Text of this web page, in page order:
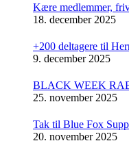
Kære medlemmer,
18. december 2025
+200 deltagere til
9. december 2025
BLACK WEEK
25. november 2025
Tak til Blue Fox
20. november 2025